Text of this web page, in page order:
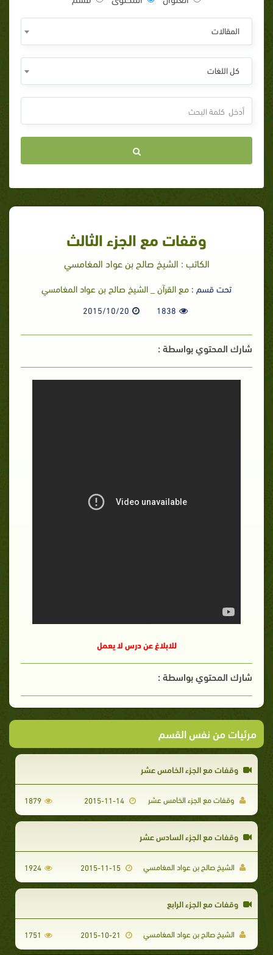
المقالات
كل اللغات
وقفات مع الجزء الثالث
الكاتب : الشيخ صالح بن عواد المغامسي
تحت قسم : مع القرآن _ الشيخ صالح بن عواد المغامسي
1838
2015/10/20
شارك المحتوي بواسطة :
للابلاغ عن درس لا يعمل
شارك المحتوي بواسطة :
مرئيات من نفس القسم
وقفات مع الجزء الخامس عشر
وقفات مع الجزء الخامس عشر 2015-11-14
1879
وقفات مع الجزء السادس عشر
الشيخ صالح بن عواد المغامسي 2015-11-15
1924
وقفات مع الجزء الرابع
الشيخ صالح بن عواد المغامسي 1751